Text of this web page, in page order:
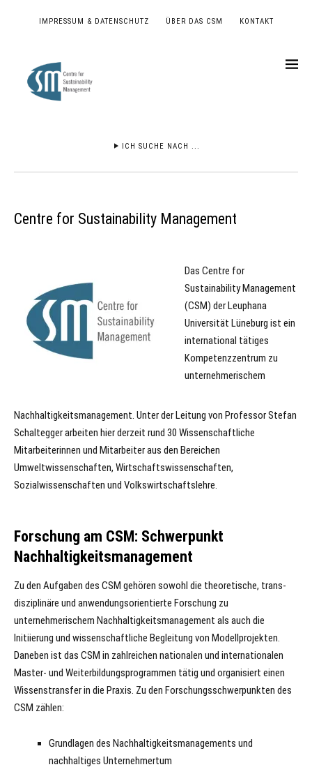
IMPRESSUM & DATENSCHUTZ ÜBER DAS CSM KONTAKT
ICH SUCHE NACH ...
Centre for Sustainability Management
Das Centre for
Sustainability Management
(CSM) der Leuphana
Universität Lüneburg ist ein
inter­national tätiges
Kompetenzzentrum zu
unternehmerischem
Nachhaltigkeitsmanagement. Unter der Leitung von Professor Stefan
Schaltegger arbeiten hier derzeit rund 30 Wissenschaft­liche
Mitarbeiterinnen und Mitarbeiter aus den Bereichen
Umweltwissenschaften, Wirtschaftswissenschaften,
Sozialwissenschaften und Volkswirtschaftslehre.
Forschung am CSM: Schwerpunkt
Nachhaltigkeitsmanagement
Zu den Aufgaben des CSM gehören sowohl die theoretische, trans­
disziplinäre und anwendungsorientierte Forschung zu
unternehmerischem Nachhaltigkeits­manage­ment als auch die
Initiierung und wissenschaftliche Begleitung von Modell­projekten.
Daneben ist das CSM in zahlreichen nationalen und internationalen
Master- und Weiter­bildungs­programmen tätig und organisiert einen
Wissenstransfer in die Praxis. Zu den Forschungsschwerpunkten des
CSM zählen:
Grundlagen des Nachhaltigkeitsmanagements und
nachhaltiges Unternehmertum